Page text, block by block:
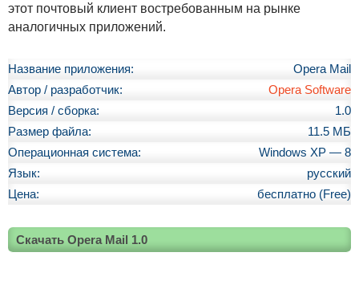
этот почтовый клиент востребованным на рынке
аналогичных приложений.
Название приложения:
Opera Mail
Автор / разработчик:
Opera Software
Версия / сборка:
1.0
Размер файла:
11.5 МБ
Операционная система:
Windows XP — 8
Язык:
русский
Цена:
бесплатно (Free)
Скачать Opera Mail 1.0